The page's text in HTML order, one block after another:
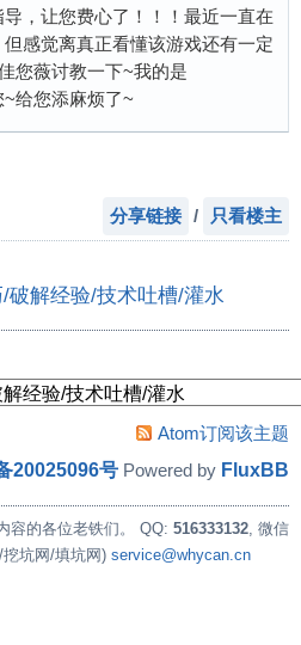
，让您费心了！！！最近一直在
感觉离真正看懂该游戏还有一定
您薇讨教一下~我的是
给您添麻烦了~
分享链接 / 只看楼主
破解经验/技术吐槽/灌水
归来破译代码的紧急求助！！！
Atom订阅该主题
20025096号 Powered by FluxBB
的各位老铁们。 QQ: 516333132, 微信
坑网/填坑网) service@whycan.cn